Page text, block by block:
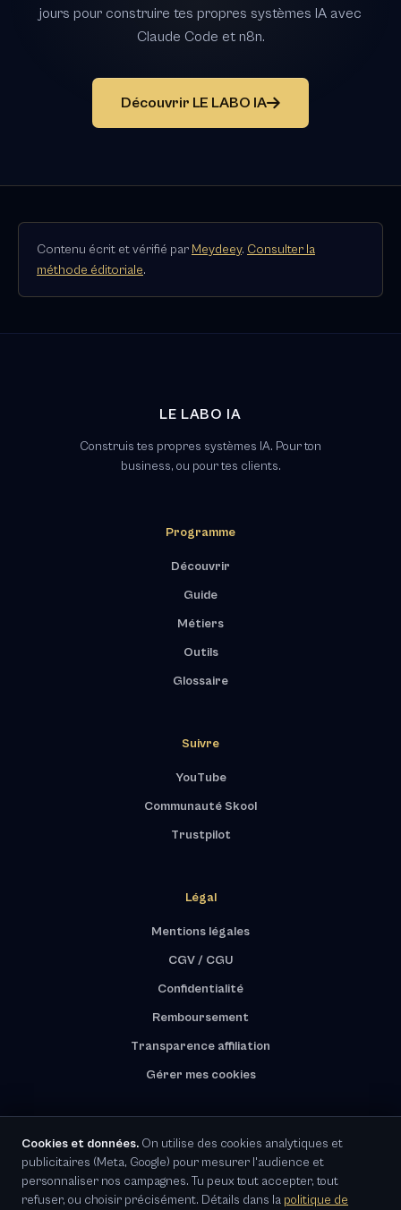
jours pour construire tes propres systèmes IA avec
Claude Code et n8n.
Découvrir LE LABO IA
Contenu écrit et vérifié par Meydeey. Consulter la
méthode éditoriale.
LE LABO IA
Construis tes propres systèmes IA. Pour ton
business, ou pour tes clients.
Programme
Découvrir
Guide
Métiers
Outils
Glossaire
Suivre
YouTube
Communauté Skool
Trustpilot
Légal
Mentions légales
CGV / CGU
Confidentialité
Remboursement
Transparence affiliation
Gérer mes cookies
RGPD · Représentant UE désigné
Cookies et données. On utilise des cookies analytiques et
publicitaires (Meta, Google) pour mesurer l'audience et
personnaliser nos campagnes. Tu peux tout accepter, tout
refuser, ou choisir précisément. Détails dans la politique de